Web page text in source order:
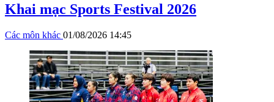
Khai mạc Sports Festival 2026
Các môn khác 01/08/2026 14:45